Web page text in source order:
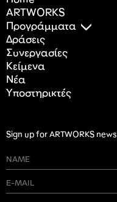
ARTWORKS
Προγράμματα
Δράσεις
Συνεργασίες
Κείμενα
Nέα
Υποστηρικτές
Sign up for ARTWORKS news